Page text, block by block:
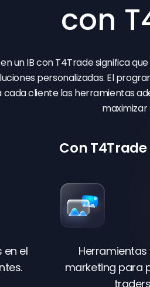
con
un IB con T4Trade significa
personalizadas. El
cliente las herramientas
maximizar
Con
el
marketing para